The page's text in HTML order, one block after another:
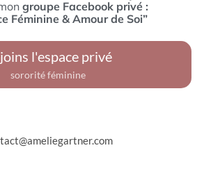
groupe Facebook privé :
Féminine & Amour de Soi”
l'espace privé
sororité féminine